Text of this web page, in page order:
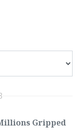
Gripped